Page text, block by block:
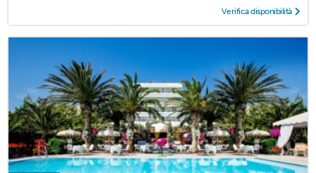
Verifica disponibilità